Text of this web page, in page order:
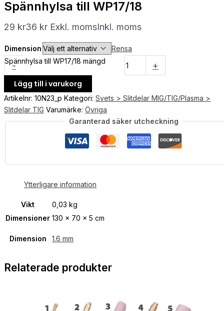
Spännhylsa till WP17/18
29 kr36 kr Exkl. momsInkl. moms
Dimension Rensa
-
Spännhylsa till WP17/18 mängd +
Lägg till i varukorg
Artikelnr: 10N23_p Kategori: Svets > Slitdelar MIG/TIG/Plasma >
Slitdelar TIG Varumärke: Övriga
Garanterad säker utcheckning
Ytterligare information
Vikt
0,03 kg
Dimensioner 130 × 70 × 5 cm
Dimension 1.6 mm
Relaterade produkter